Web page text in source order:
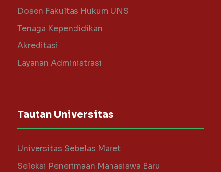
Dosen Fakultas Hukum UNS
Tenaga Kependidikan
Akreditasi
Layanan Administrasi
Tautan Universitas
Universitas Sebelas Maret
Seleksi Penerimaan Mahasiswa Baru